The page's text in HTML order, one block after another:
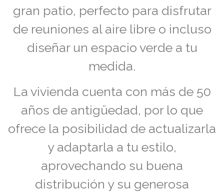
gran patio, perfecto para disfrutar
de reuniones al aire libre o incluso
diseñar un espacio verde a tu
medida.
La vivienda cuenta con más de 50
años de antigüedad, por lo que
ofrece la posibilidad de actualizarla
y adaptarla a tu estilo,
aprovechando su buena
distribución y su generosa